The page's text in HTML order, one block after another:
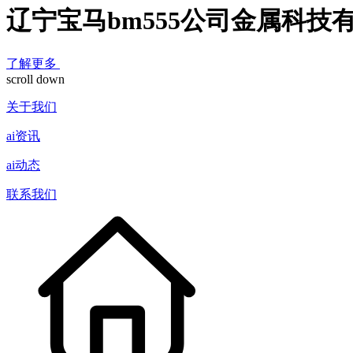
辽宁宝马bm555公司金属科技
了解更多
scroll down
关于我们
ai资讯
ai动态
联系我们